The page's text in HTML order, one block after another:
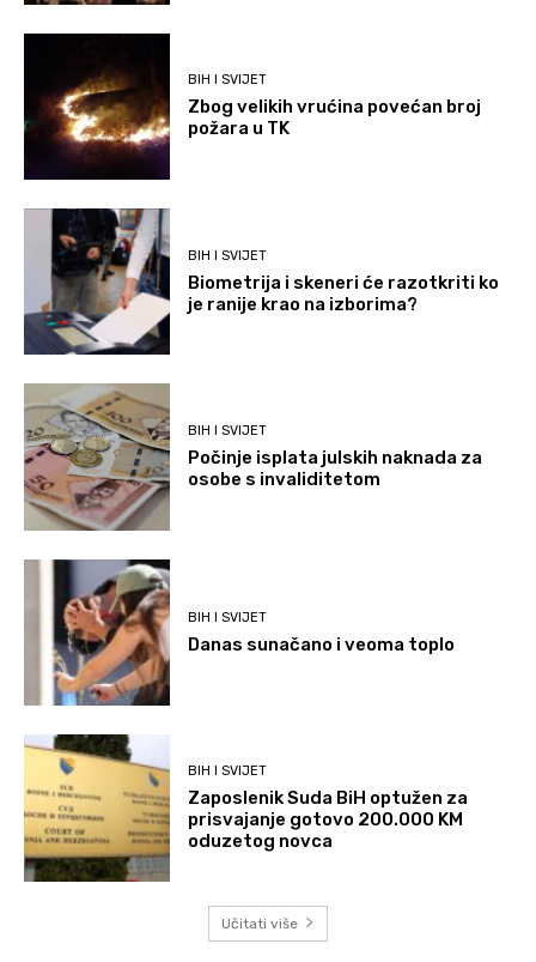
BIH I SVIJET
Zbog velikih vrućina povećan broj
požara u TK
BIH I SVIJET
Biometrija i skeneri će razotkriti ko
je ranije krao na izborima?
BIH I SVIJET
Počinje isplata julskih naknada za
osobe s invaliditetom
BIH I SVIJET
Danas sunačano i veoma toplo
BIH I SVIJET
Zaposlenik Suda BiH optužen za
prisvajanje gotovo 200.000 KM
oduzetog novca
Učitati više